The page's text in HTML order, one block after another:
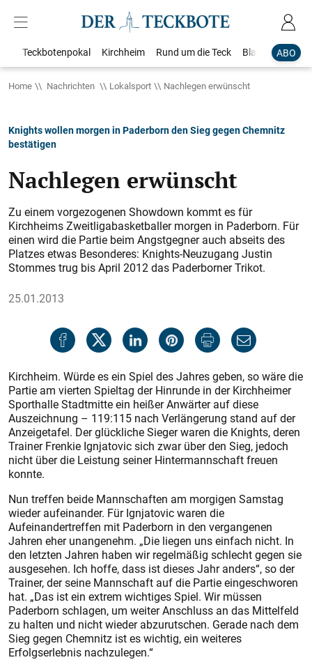
ABO
Teckbotenpokal Kirchheim Rund um die Teck Blaulicht
Home Nachrichten Lokalsport Nachlegen erwünscht
Knights wollen morgen in Paderborn den Sieg gegen Chemnitz
bestätigen
Nachlegen erwünscht
Zu einem vorgezogenen Showdown kommt es für
Kirchheims Zweitligabasketballer morgen in Paderborn. Für
einen wird die Partie beim Angstgegner auch abseits des
Platzes etwas Besonderes: Knights-Neuzugang Justin
Stommes trug bis April 2012 das Paderborner Trikot.
25.01.2013
Kirchheim. Würde es ein Spiel des Jahres geben, so wäre die
Partie am vierten Spieltag der Hinrunde in der Kirchheimer
Sporthalle Stadtmitte ein heißer Anwärter auf diese
Auszeichnung – 119:115 nach Verlängerung stand auf der
Anzeigetafel. Der glückliche Sieger waren die Knights, deren
Trainer Frenkie Ignjatovic sich zwar über den Sieg, jedoch
nicht über die Leistung seiner Hintermannschaft freuen
konnte.
Nun treffen beide Mannschaften am morgigen Samstag
wieder aufeinander. Für Ignjatovic waren die
Aufeinandertreffen mit Paderborn in den vergangenen
Jahren eher unangenehm. „Die liegen uns einfach nicht. In
den letzten Jahren haben wir regelmäßig schlecht gegen sie
ausgesehen. Ich hoffe, dass ist dieses Jahr anders“, so der
Trainer, der seine Mannschaft auf die Partie eingeschworen
hat. „Das ist ein extrem wichtiges Spiel. Wir müssen
Paderborn schlagen, um weiter Anschluss an das Mittelfeld
zu halten und nicht wieder abzurutschen. Gerade nach dem
Sieg gegen Chemnitz ist es wichtig, ein weiteres
Erfolgserlebnis nachzulegen.“